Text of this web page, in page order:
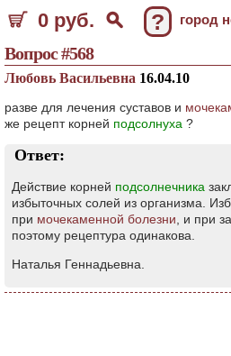
0 руб. ? город
Вопрос #568
Любовь Васильевна 16.04.10
разве для лечения суставов и
же рецепт корней подсолнуха ?
Ответ:
Действие корней подсолнечника
избыточных солей из организма.
при мочекаменной болезни , и при
поэтому рецептура одинакова.
Наталья Геннадьевна.